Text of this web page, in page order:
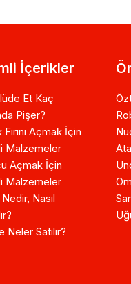
İçerikler
Et Kaç
Pişer?
Açmak İçin
Malzemeler
Açmak İçin
Malzemeler
Nasıl
Neler Satılır?